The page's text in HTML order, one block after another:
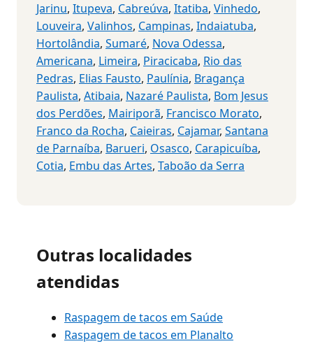
Jarinu, Itupeva, Cabreúva, Itatiba, Vinhedo,
Louveira, Valinhos, Campinas, Indaiatuba,
Hortolândia, Sumaré, Nova Odessa,
Americana, Limeira, Piracicaba, Rio das
Pedras, Elias Fausto, Paulínia, Bragança
Paulista, Atibaia, Nazaré Paulista, Bom Jesus
dos Perdões, Mairiporã, Francisco Morato,
Franco da Rocha, Caieiras, Cajamar, Santana
de Parnaíba, Barueri, Osasco, Carapicuíba,
Cotia, Embu das Artes, Taboão da Serra
Outras localidades
atendidas
Raspagem de tacos em Saúde
Raspagem de tacos em Planalto